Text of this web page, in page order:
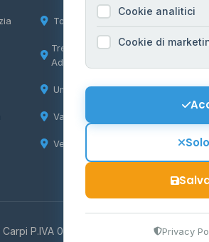
Toscana
Trentino-Alto
Adige
Umbria
Valle d'Aosta
Veneto
Privacy
Cookie
Mappa
P.IVA 03859300364
Cookie analitici
Cookie di
Privacy